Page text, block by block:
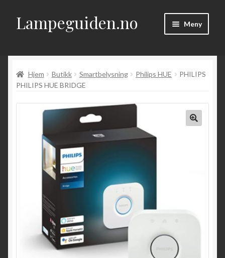
Hopp
til
Hopp
til
Lampeguiden.no Meny
Om
Artikler
ut
Kontakt
Hjem Butikk Smartbelysning Philips HUE
PHILIPS
PHILIPS HUE BRIDGE